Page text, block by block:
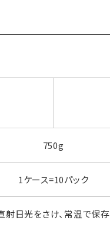
750g
1ケース=10パック
射日光をさけ、常温で保存